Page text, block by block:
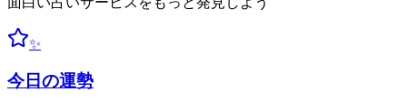
✨
今日の運勢